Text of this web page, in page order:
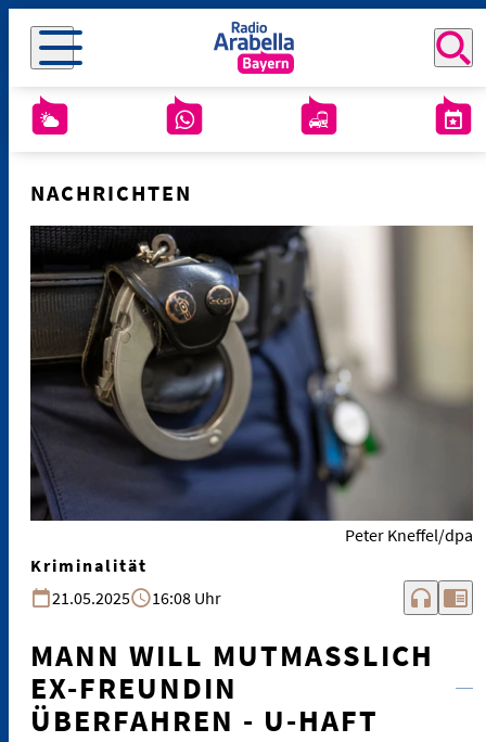
NACHRICHTEN
Peter Kneffel/dpa
Kriminalität
21.05.2025
16:08 Uhr headphones chrome_reader_mode
MANN WILL MUTMASSLICH E
X-FREUNDIN Ü
BERFAHREN - U-HAFT